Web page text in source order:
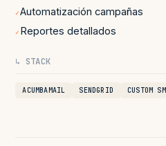
✓Automatización campañas
✓ Reportes detallados
↳ STACK
ACUMBAMAIL SENDGRID CUSTOM